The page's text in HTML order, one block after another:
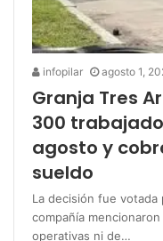
infopilar agosto 1,
Granja Tres
300
agosto y
sueldo
La decisión fue
compañía
operativas ni de…